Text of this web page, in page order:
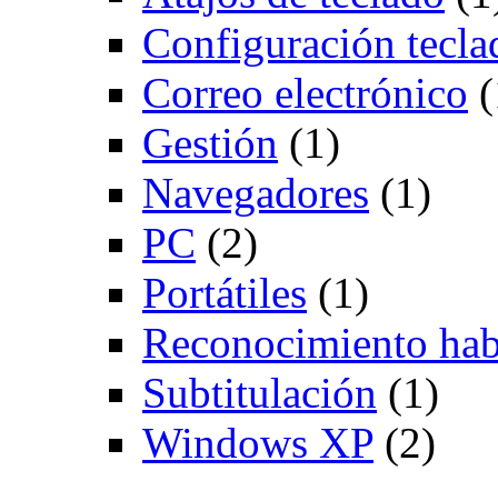
Configuración
Correo electrónico
Gestión (1)
Navegadores (1)
PC (2)
Portátiles (1)
Reconocimiento
Subtitulación (1)
Windows XP (2)